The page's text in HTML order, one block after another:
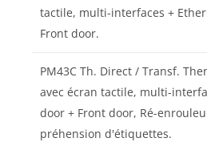
tactile, multi-interfaces +
Front door.
PM43C Th. Direct / Transf.
avec écran tactile, multi-
door + Front door, Ré-
préhension d'étiquettes.